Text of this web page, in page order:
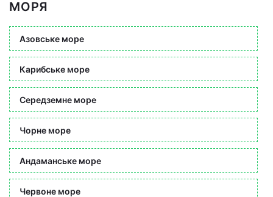
МОРЯ
Азовське море
Карибське море
Середземне море
Чорне море
Андаманське море
Червоне море